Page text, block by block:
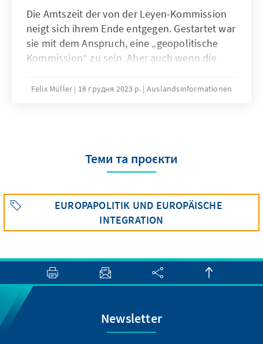
Die Amtszeit der von der Leyen-Kommission
neigt sich ihrem Ende entgegen. Gestartet war
sie mit dem Anspruch, eine „geopolitische
Kommission“ zu sein. Aber auch wenn die
angesichts des russischen Krieges gegen die
Felix Müller 18 грудня 2023 р. Auslandsinformationen
Теми та проєкти
EUROPAPOLITIK UND EUROPÄISCHE
INTEGRATION
Newsletter